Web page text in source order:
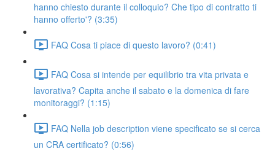
hanno chiesto durante il colloquio? Che tipo di contratto ti
hanno offerto'? (3:35)
FAQ Cosa ti piace di questo lavoro? (0:41)
FAQ Cosa si intende per equilibrio tra vita privata e
lavorativa? Capita anche il sabato e la domenica di fare
monitoraggi? (1:15)
FAQ Nella job description viene specificato se si cerca
un CRA certificato? (0:56)